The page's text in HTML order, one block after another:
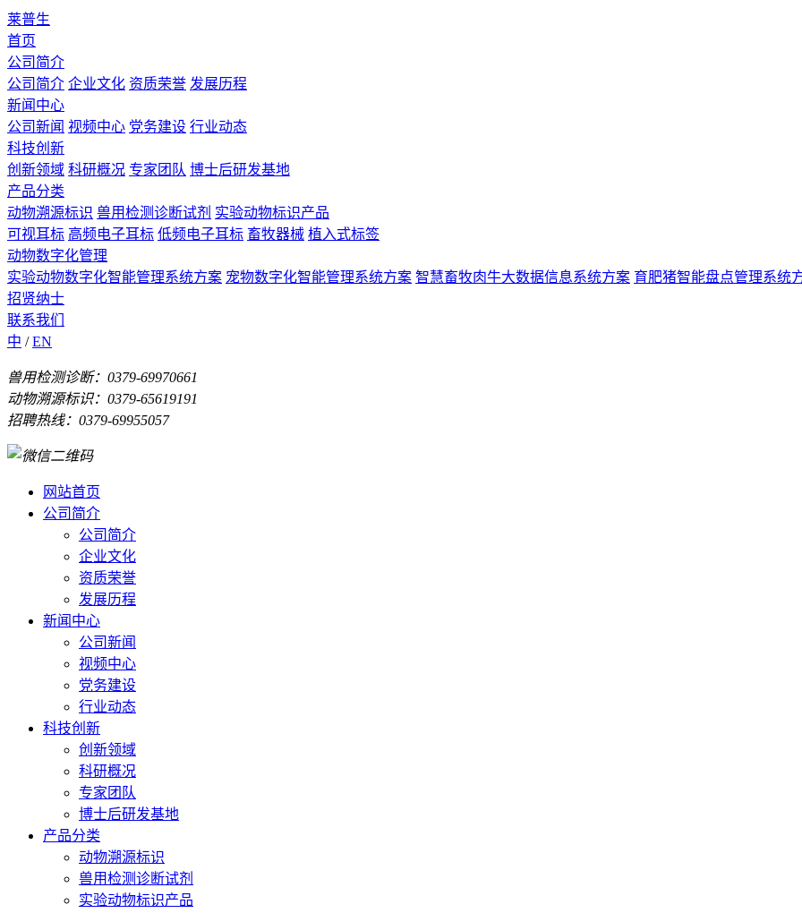
莱普生
首页
公司简介
公司简介 企业文化 资质荣誉 发展历程
新闻中心
公司新闻 视频中心 党务建设 行业动态
科技创新
创新领域 科研概况 专家团队 博士后研发基地
产品分类
动物溯源标识 兽用检测诊断试剂 实验动物标识产品
可视耳标 高频电子耳标 低频电子耳标 畜牧器械 植入式标签
动物数字化管理
实验动物数字化智能管理系统方案 宠物数字化智能管理系统方案 智慧畜牧肉牛大数据信息系统方案 育肥猪智能盘点管理系统
招贤纳士
联系我们
中 /EN
兽用检测诊断：0379-69970661
动物溯源标识：0379-65619191
招聘热线：0379-69955057
网站首页
公司简介
公司简介
企业文化
资质荣誉
发展历程
新闻中心
公司新闻
视频中心
党务建设
行业动态
科技创新
创新领域
科研概况
专家团队
博士后研发基地
产品分类
动物溯源标识
兽用检测诊断试剂
实验动物标识产品